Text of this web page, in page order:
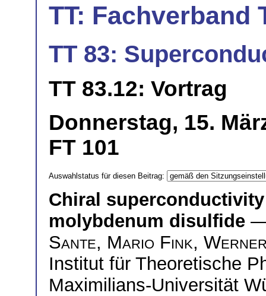
TT: Fachverband
TT 83:
TT 83.12: Vortrag
Donnerstag, 15.
FT 101
Auswahlstatus für diesen Beitrag:
Chiral
molybdenum disulfide
Sante, Mario Fink,
Institut für Theoretische
Maximilians-Universität